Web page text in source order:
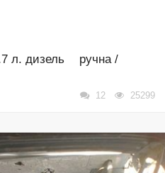
л. дизель
ручна /
12 25299